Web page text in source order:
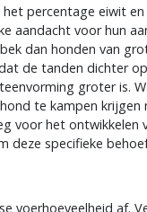
percentage eiwit
aandacht voor hun
dan honden van
de tanden dichter
groter is.
te kampen krijgen
voor het ontwikkelen
deze specifieke
voerhoeveelheid af.